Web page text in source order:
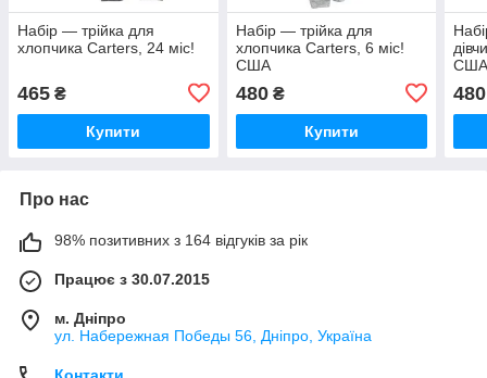
Набір — трійка для
хлопчика Carters, 24 міс!
465 ₴
Купити
Набір — трійка для
хлопчика Carters, 6 міс!
США
480₴
Купити
480
Про нас
98% позитивних з 164 відгуків за рік
Працює з 30.07.2015
м. Дніпро
ул. Набережная Победы 56, Дніпро, Україна